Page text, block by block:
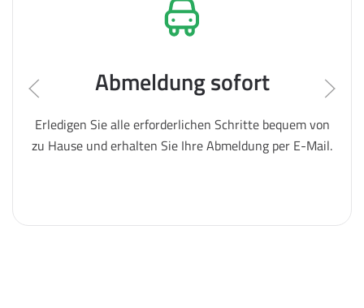
Abmeldung sofort
Erledigen Sie alle erforderlichen Schritte bequem von
zu Hause und erhalten Sie Ihre Abmeldung per E-Mail.